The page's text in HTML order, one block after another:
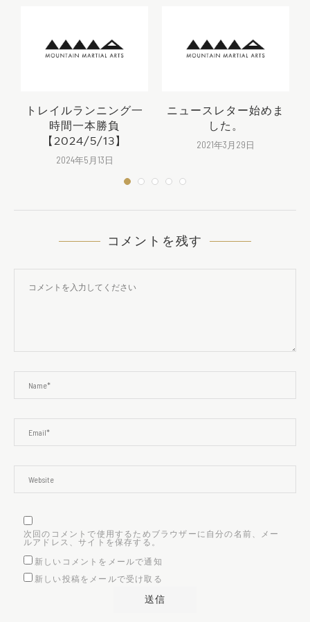
トレイルランニング一
時間一本勝負
【2024/5/13】
2024年5月13日
ニュースレター始めま
した。
2021年3月29日
コメントを残す
次回のコメントで使用するためブラウザーに自分の名前、メー
ルアドレス、サイトを保存する。
新しいコメントをメールで通知
新しい投稿をメールで受け取る